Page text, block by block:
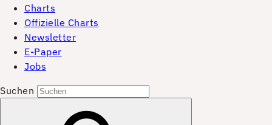
Charts
Offizielle Charts
Newsletter
E-Paper
Jobs
Suchen